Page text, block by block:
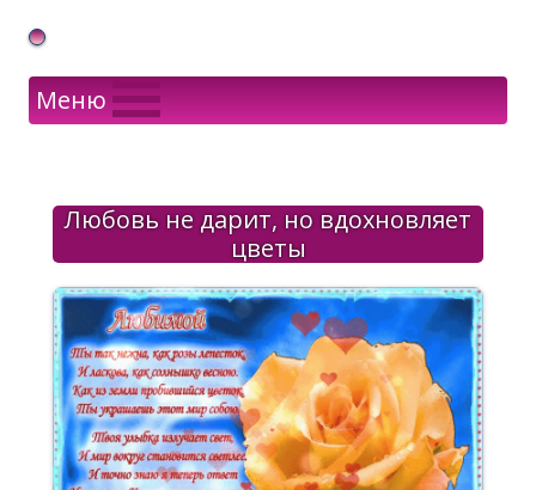
Gif Открытки в подарок
Меню
Любовь не дарит, но вдохновляет
цветы